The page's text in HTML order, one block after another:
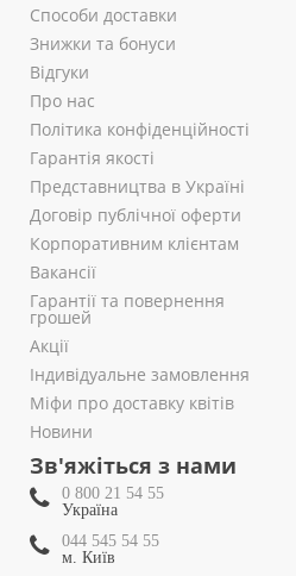
Способи доставки
Знижки та бонуси
Відгуки
Про нас
Політика конфіденційності
Гарантія якості
Представництва в Україні
Договір публічної оферти
Корпоративним клієнтам
Вакансії
Гарантії та повернення
грошей
Акції
Індивідуальне замовлення
Міфи про доставку квітів
Новини
Зв'яжіться з нами
0 800 21 54 55
Україна
044 545 54 55
м. Київ